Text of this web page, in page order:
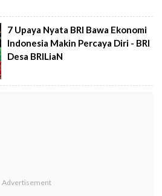
7 Upaya Nyata BRI Bawa Ekonomi
Indonesia Makin Percaya Diri - BRI
Desa BRILiaN